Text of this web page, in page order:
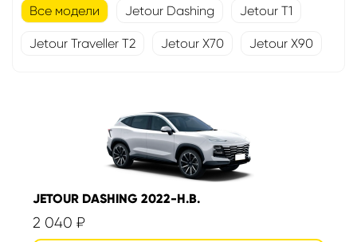
Все модели Jetour Dashing Jetour T1
Jetour Traveller T2 Jetour X70 Jetour X90
JETOUR DASHING 2022-Н.В.
2 040 ₽